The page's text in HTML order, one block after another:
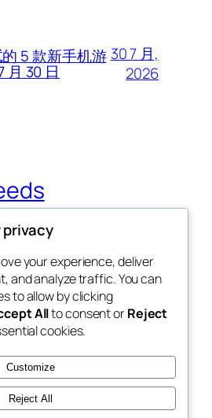
5 款新手机游
月 30 日
30 7 月,
2026
和攻略杂志
事件
商店
样板
主题
privacy
your experience, deliver
and analyze traffic. You can
to allow by clicking
Allto consent orReject
cookies.
Customize
Reject All